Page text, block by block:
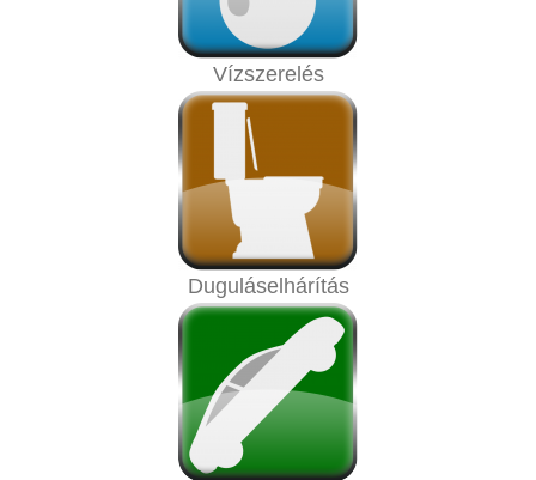
Vízszerelés
Duguláselhárítás